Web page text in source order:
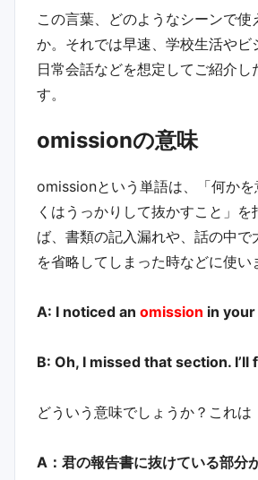
この言葉、どのようなシーンで使
か。それでは早速、学校生活やビ
日常会話などを想定してご紹介し
す。
omissionの意味
omissionという単語は、「何かを
くはうっかりして抜かすこと」を
ば、書類の記入漏れや、話の中で
を省略してしまった時などに使い
A: I noticed an omission in
B: Oh, I missed that section. I’ll
どういう意味でしょうか？これは
A：君の報告書に抜けている部分